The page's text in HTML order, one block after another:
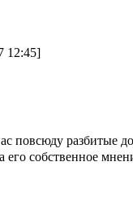
12:45]
повсюду разбитые
собственное